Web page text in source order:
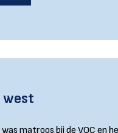
west
matroos bij de VOC en